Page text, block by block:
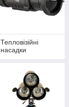
Тепловізійні
насадки